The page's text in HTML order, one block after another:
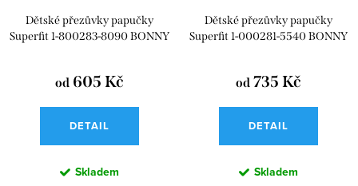
Dětské přezůvky papučky
Superfit 1-800283-8090 BONNY
od 605 Kč
DETAIL
Skladem
Dětské přezůvky papučky
Superfit 1-000281-5540 BONNY
od 735 Kč
DETAIL
Skladem